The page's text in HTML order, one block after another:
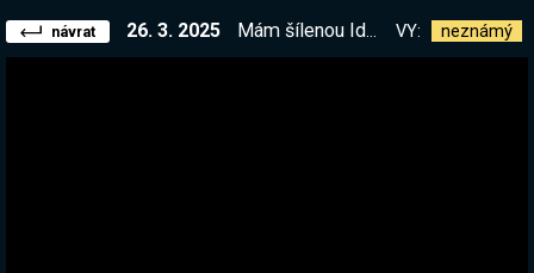
návrat 26. 3. 2025 Mám šílenou IdleHru náladu a tak si zahrajeme tuhle pecku, kterou jsem vám ještě neukázal | !kniha !elite VY: neznámý